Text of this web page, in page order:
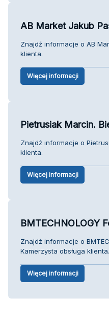
AB Market Jakub
Znajdź informacje o AB
klienta.
Więcej informacji
Pietrusiak Marcin.
Znajdź informacje o
klienta.
Więcej informacji
BMTECHNOLOGY
Znajdź informacje o
Kamerzysta obsługa klienta.
Więcej informacji